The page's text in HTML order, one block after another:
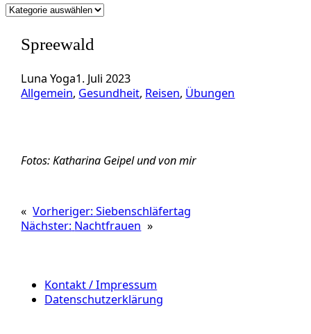
Kategorien
Spreewald
Luna Yoga1. Juli 2023
Allgemein, Gesundheit, Reisen, Übungen
Fotos: Katharina Geipel und von mir
« Vorheriger:Siebenschläfertag
Nächster: Nachtfrauen »
Kontakt / Impressum
Datenschutzerklärung